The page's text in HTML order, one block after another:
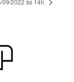
09/2022 às 14h.